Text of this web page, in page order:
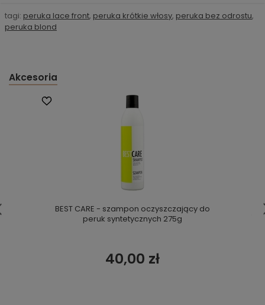
tagi: peruka lace front, peruka krótkie włosy, peruka bez odrostu,
peruka blond
Akcesoria
BEST CARE - szampon oczyszczający do
peruk syntetycznych 275g
40,00 zł